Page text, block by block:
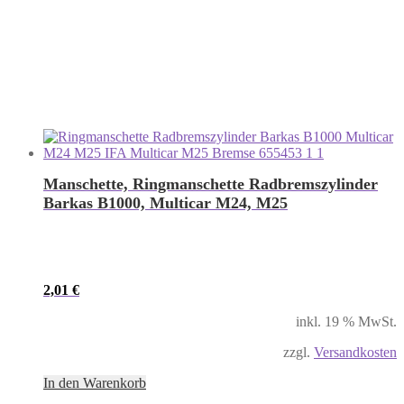
Manschette, Ringmanschette Radbremszylinder
Barkas B1000, Multicar M24, M25
2,01 €
inkl. 19 % MwSt.
zzgl. Versandkosten
In den Warenkorb